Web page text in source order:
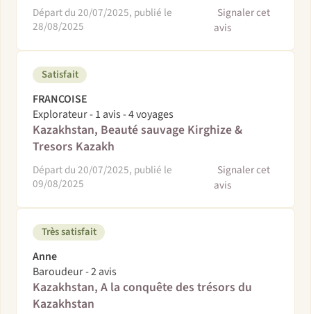
Départ du 20/07/2025, publié le
28/08/2025
Signaler cet
avis
Satisfait
FRANCOISE
Explorateur - 1 avis - 4 voyages
Kazakhstan, Beauté sauvage Kirghize &
Tresors Kazakh
Départ du 20/07/2025, publié le
09/08/2025
Signaler cet
avis
Très satisfait
Anne
Baroudeur - 2 avis
Kazakhstan, A la conquête des trésors du
Kazakhstan